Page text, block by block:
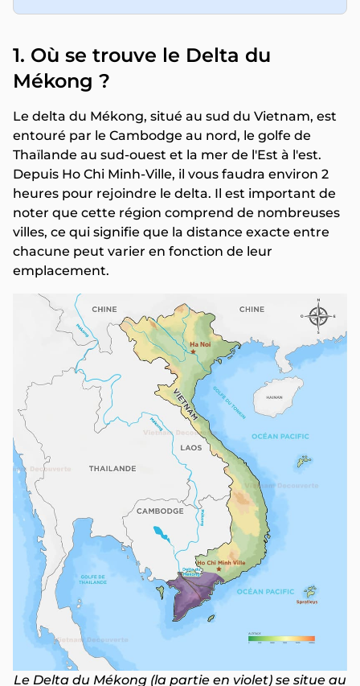
1. Où se trouve le Delta du
Mékong ?
Le delta du Mékong, situé au sud du Vietnam, est
entouré par le Cambodge au nord, le golfe de
Thaïlande au sud-ouest et la mer de l'Est à l'est.
Depuis Ho Chi Minh-Ville, il vous faudra environ 2
heures pour rejoindre le delta. Il est important de
noter que cette région comprend de nombreuses
villes, ce qui signifie que la distance exacte entre
chacune peut varier en fonction de leur
emplacement.
Le Delta du Mékong (la partie en violet) se situe au